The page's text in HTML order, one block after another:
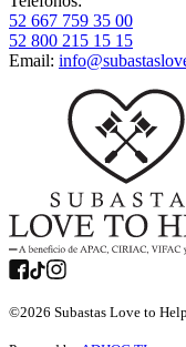
52 667 759 35 00
52 800 215 15 15
Email:
©2026 Subastas Love to